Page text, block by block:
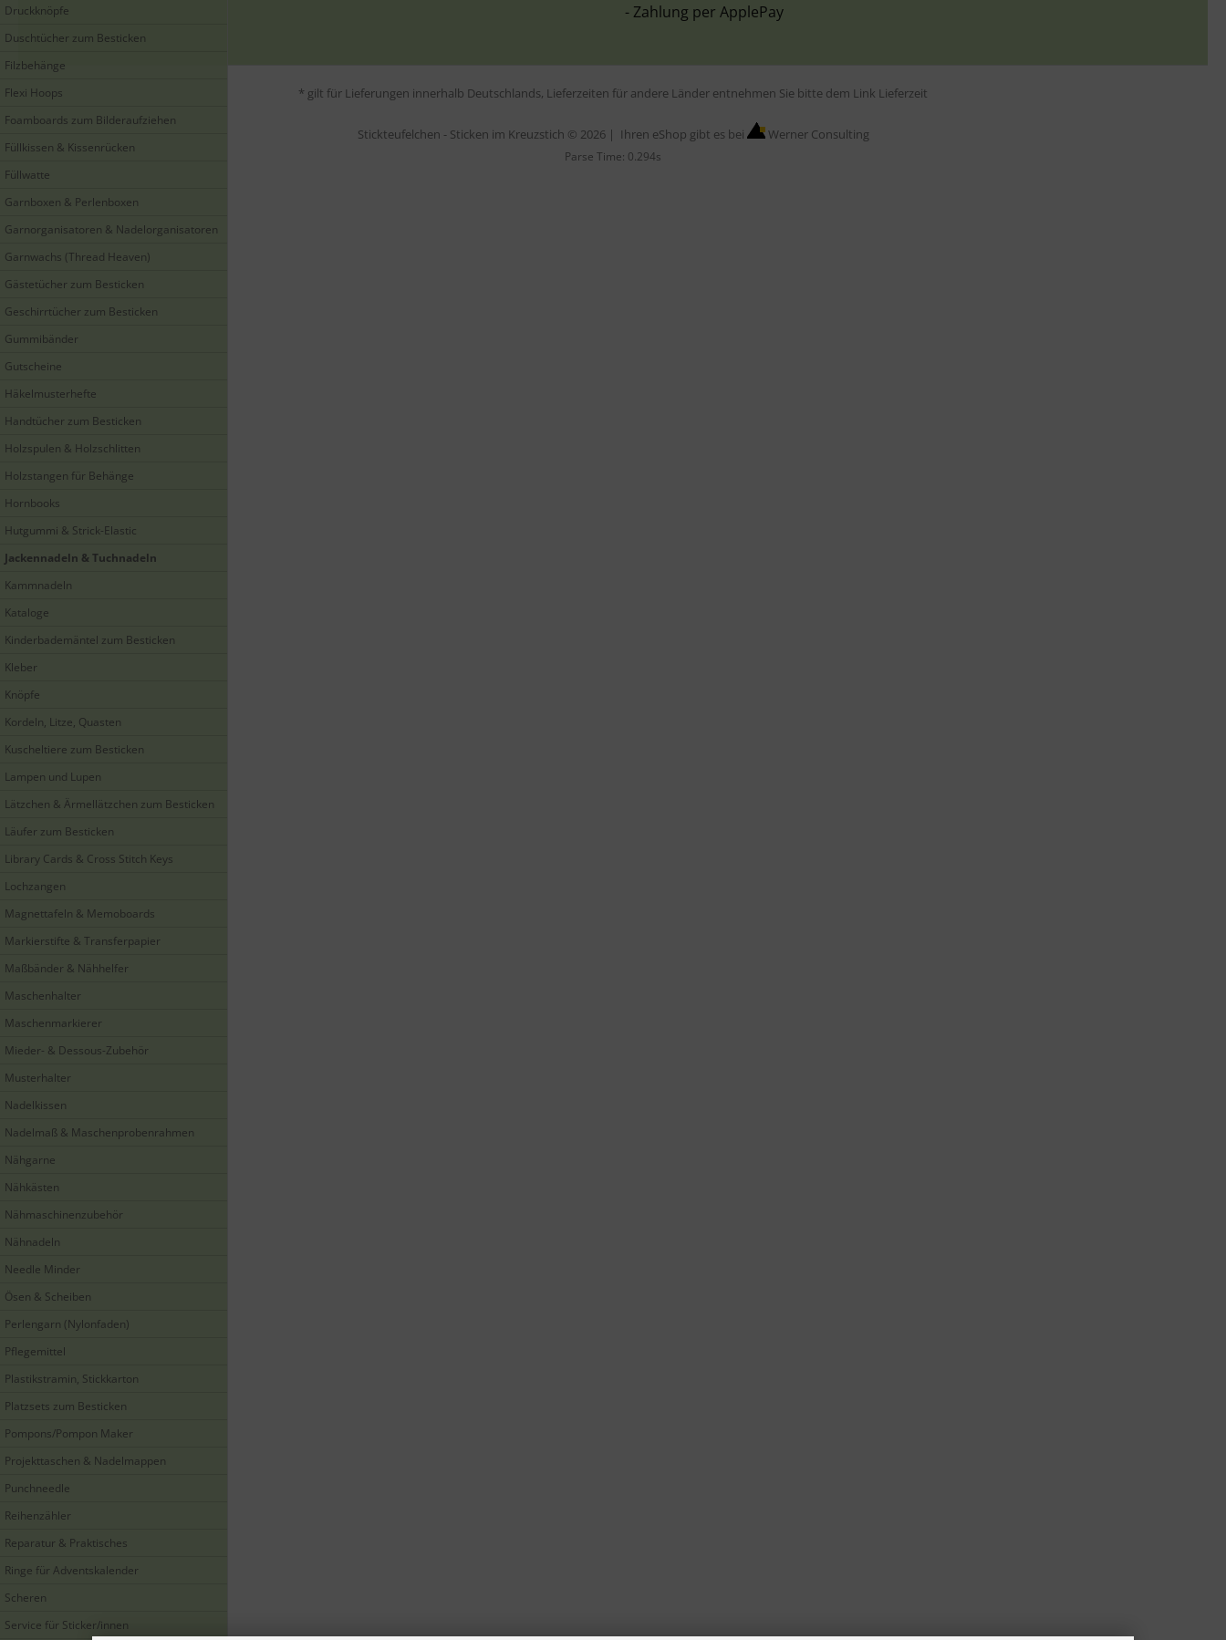
Druckknöpfe
Duschtücher zum Besticken
Filzbehänge
Flexi Hoops
Foamboards zum Bilderaufziehen
Füllkissen & Kissenrücken
Füllwatte
Garnboxen & Perlenboxen
Garnorganisatoren & Nadelorganisatoren
Garnwachs (Thread Heaven)
Gästetücher zum Besticken
Geschirrtücher zum Besticken
Gummibänder
Gutscheine
Häkelmusterhefte
Handtücher zum Besticken
Holzspulen & Holzschlitten
Holzstangen für Behänge
Hornbooks
Hutgummi & Strick-Elastic
Jackennadeln & Tuchnadeln
Kammnadeln
Kataloge
Kinderbademäntel zum Besticken
Kleber
Knöpfe
Kordeln, Litze, Quasten
Kuscheltiere zum Besticken
Lampen und Lupen
Lätzchen & Ärmellätzchen zum Besticken
Läufer zum Besticken
Library Cards & Cross Stitch Keys
Lochzangen
Magnettafeln & Memoboards
Markierstifte & Transferpapier
Maßbänder & Nähhelfer
Maschenhalter
Maschenmarkierer
Mieder- & Dessous-Zubehör
Musterhalter
Nadelkissen
Nadelmaß & Maschenprobenrahmen
Nähgarne
Nähkästen
Nähmaschinenzubehör
Nähnadeln
Needle Minder
Ösen & Scheiben
Perlengarn (Nylonfaden)
Pflegemittel
Plastikstramin, Stickkarton
Platzsets zum Besticken
Pompons/Pompon Maker
Projekttaschen & Nadelmappen
Punchneedle
Reihenzähler
Reparatur & Praktisches
Ringe für Adventskalender
Scheren
Service für Sticker/innen
- Zahlung per ApplePay
* gilt für Lieferungen innerhalb Deutschlands, Lieferzeiten für andere Länder entnehmen Sie bitte dem Link Lieferzeit
Stickteufelchen - Sticken im Kreuzstich © 2026 | Ihren eShop gibt es bei Werner Consulting
Parse Time: 0.294s